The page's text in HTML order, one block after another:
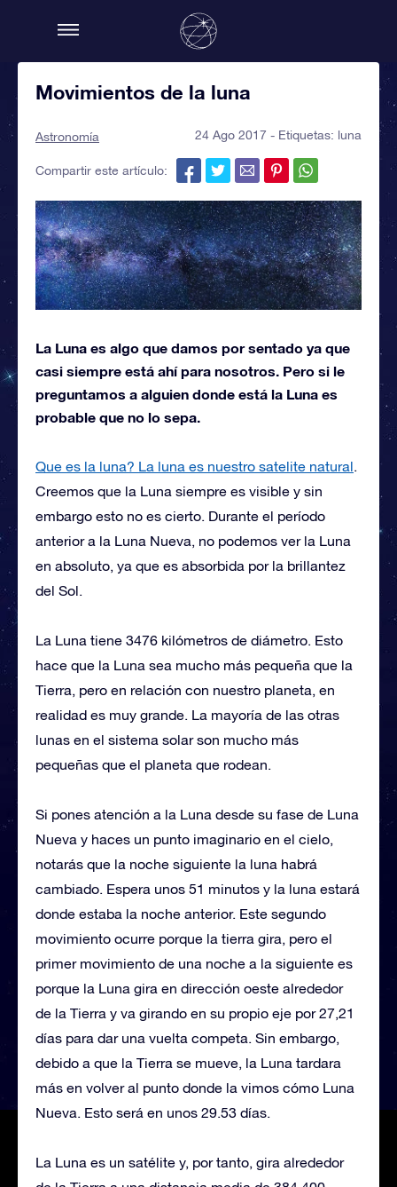
Movimientos de la luna
Astronomía 24 Ago 2017 - Etiquetas: luna
Compartir este artículo:
La Luna es algo que damos por sentado ya que
casi siempre está ahí para nosotros. Pero si le
preguntamos a alguien donde está la Luna es
probable que no lo sepa.
Que es la luna? La luna es nuestro satelite natural.
Creemos que la Luna siempre es visible y sin
embargo esto no es cierto. Durante el período
anterior a la Luna Nueva, no podemos ver la Luna
en absoluto, ya que es absorbida por la brillantez
del Sol.
La Luna tiene 3476 kilómetros de diámetro. Esto
hace que la Luna sea mucho más pequeña que la
Tierra, pero en relación con nuestro planeta, en
realidad es muy grande. La mayoría de las otras
lunas en el sistema solar son mucho más
pequeñas que el planeta que rodean.
Si pones atención a la Luna desde su fase de Luna
Nueva y haces un punto imaginario en el cielo,
notarás que la noche siguiente la luna habrá
cambiado. Espera unos 51 minutos y la luna estará
donde estaba la noche anterior. Este segundo
movimiento ocurre porque la tierra gira, pero el
primer movimiento de una noche a la siguiente es
porque la Luna gira en dirección oeste alrededor
de la Tierra y va girando en su propio eje por 27,21
días para dar una vuelta competa. Sin embargo,
debido a que la Tierra se mueve, la Luna tardara
más en volver al punto donde la vimos cómo Luna
Nueva. Esto será en unos 29.53 días.
La Luna es un satélite y, por tanto, gira alrededor